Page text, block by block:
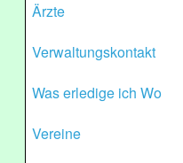
Ärzte
Verwaltungskontakt
Was erledige ich Wo
Vereine